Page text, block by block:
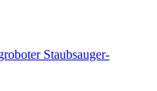
Staubsauger-